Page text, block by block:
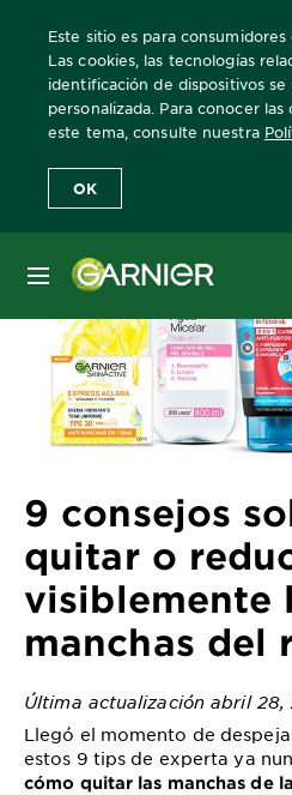
Este sitio es para consumidores
Las cookies, las tecnologías
identificación de dispositivos
personalizada. Para conocer
este tema, consulte nuestra
OK
MENÚ
Home Revista Garnier
9 consejos
quitar o
visiblemente
manchas del
Última actualización abril 28,
Llegó el momento de
estos 9 tips de experta ya
cómo quitar las manchas de